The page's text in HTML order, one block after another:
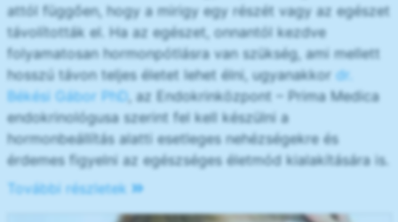
attól függően, hogy a mirigy egy részét vagy az egészet
távolították el. Ha az egészet, onnantól kezdve
folyamatosan hormonpótlásra van szükség, ami mellett
hosszú távon teljes életet lehet élni, ugyanakkor dr.
Békési Gábor PhD
, az Endokrinközpont – Prima Medica
endokrinológusa szerint fel kell készülni a
hormonbeállítás alatti esetleges nehézségekre és
érdemes figyelni az egészséges életmód kialakítására is.
További részletek